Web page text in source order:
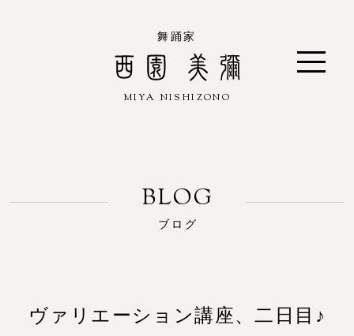
舞踊家
西園 美彌
MIYA NISHIZONO
ブログ
ヴァリエーション講座、二日目♪